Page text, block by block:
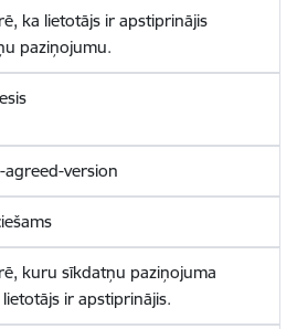
ka lietotājs ir apstiprinājis
paziņojumu.
agreed-version
kuru sīkdatņu paziņojuma
ir apstiprinājis.